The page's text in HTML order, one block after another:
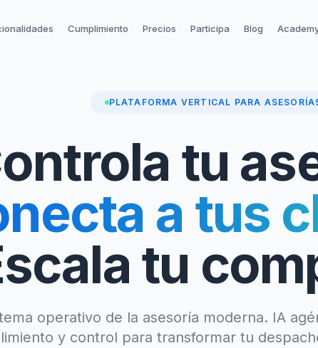
Cumplimiento Precios Participa Blog
PLATAFORMA VERTICAL PARA
tu
a tus
tu
operativo de la asesoría moderna. IA
y control para transformar tu